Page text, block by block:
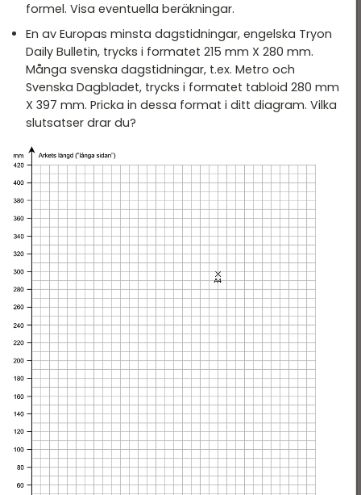
formel. Visa eventuella beräkningar.
En av Europas minsta dagstidningar, engelska Tryon
Daily Bulletin, trycks i formatet 215 mm X 280 mm.
Många svenska dagstidningar, t.ex. Metro och
Svenska Dagbladet, trycks i formatet tabloid 280 mm
X 397 mm. Pricka in dessa format i ditt diagram. Vilka
slutsatser drar du?